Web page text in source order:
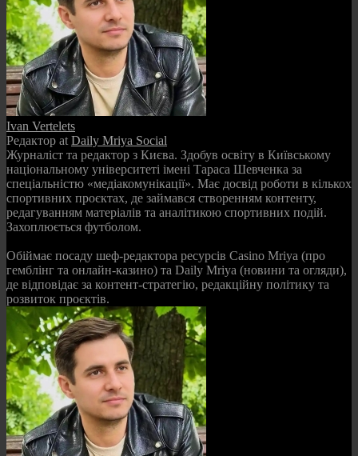
Ivan Vertelets
Редактор at Daily Mriya Social
Журналіст та редактор з Києва. Здобув освіту в Київському
національному університеті імені Тараса Шевченка за
спеціальністю «медіакомунікації». Має досвід роботи в кількох
спортивних проєктах, де займався створенням контенту,
редагуванням матеріалів та аналітикою спортивних подій.
Захоплюється футболом.
Обіймає посаду шеф-редактора ресурсів Casino Mriya (про
гемблінг та онлайн-казино) та Daily Mriya (новини та огляди),
де відповідає за контент-стратегію, редакційну політику та
розвиток проєктів.